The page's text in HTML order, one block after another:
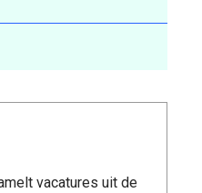
vacatures uit de